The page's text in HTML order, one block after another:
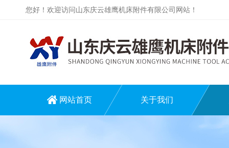
您好！欢迎访问山东庆云雄鹰机床附件有限公司网站！
网站首页 关于我们